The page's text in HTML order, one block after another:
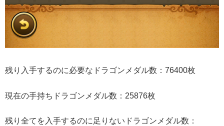
残り入手するのに必要なドラゴンメダル数：76400枚
現在の手持ちドラゴンメダル数：25876枚
残り全てを入手するのに足りないドラゴンメダル数：